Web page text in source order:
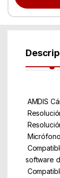
 AMDIS




software
